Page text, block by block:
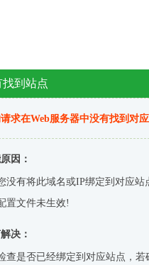
找到站点
求在Web服务器中没有找到对
因：
没有将此域名或IP绑定到对应站
置文件未生效!
决：
查是否已经绑定到对应站点，